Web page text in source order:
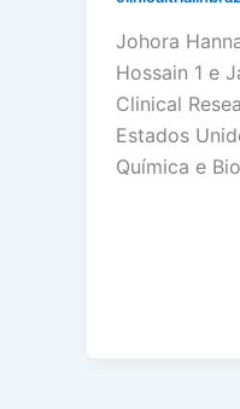
Johora
Hossain 1 e
Clinical
Estados
Química e